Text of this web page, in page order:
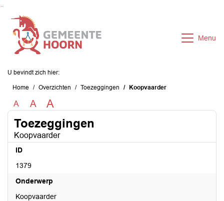
Menu
U bevindt zich hier:
Home Overzichten Toezeggingen Koopvaarder
A A A
Toezeggingen
Koopvaarder
ID
1379
Onderwerp
Koopvaarder